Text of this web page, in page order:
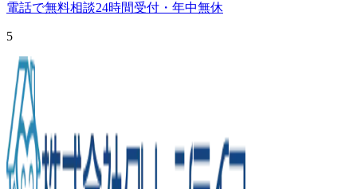
電話で無料相談24時間受付・年中無休
5